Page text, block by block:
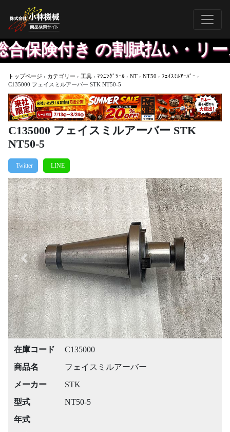
き の割賦払い・リース
トップページ › カテゴリー › 工具 › ﾏｼﾆﾝｸﾞﾂｰﾙ › NT › NT50 › ﾌｪｲｽﾐﾙｱｰﾊﾞｰ ›
C135000 フェイスミルアーバー STK NT50-5
C135000 フェイスミルアーバー STK
NT50-5
Previous Next
在庫コード
C135000
商品名
フェイスミルアーバー
メーカー
STK
型式
NT50-5
年式